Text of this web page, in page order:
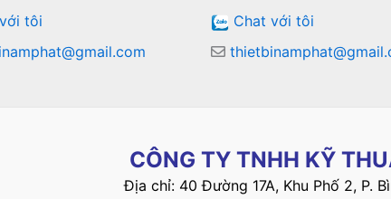
tôi
Chat với tôi
CÔNG TY TNHH KỸ
Địa chỉ: 40 Đường 17A, Khu Phố 2, P.